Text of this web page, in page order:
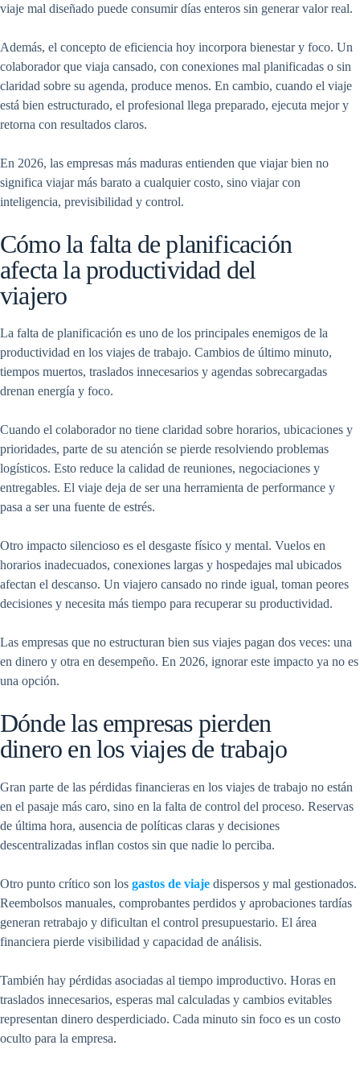
viaje mal diseñado puede consumir días enteros sin generar valor real.
Además, el concepto de eficiencia hoy incorpora bienestar y foco. Un
colaborador que viaja cansado, con conexiones mal planificadas o sin
claridad sobre su agenda, produce menos. En cambio, cuando el viaje
está bien estructurado, el profesional llega preparado, ejecuta mejor y
retorna con resultados claros.
En 2026, las empresas más maduras entienden que viajar bien no
significa viajar más barato a cualquier costo, sino viajar con
inteligencia, previsibilidad y control.
Cómo la falta de planificación
afecta la productividad del
viajero
La falta de planificación es uno de los principales enemigos de la
productividad en los viajes de trabajo. Cambios de último minuto,
tiempos muertos, traslados innecesarios y agendas sobrecargadas
drenan energía y foco.
Cuando el colaborador no tiene claridad sobre horarios, ubicaciones y
prioridades, parte de su atención se pierde resolviendo problemas
logísticos. Esto reduce la calidad de reuniones, negociaciones y
entregables. El viaje deja de ser una herramienta de performance y
pasa a ser una fuente de estrés.
Otro impacto silencioso es el desgaste físico y mental. Vuelos en
horarios inadecuados, conexiones largas y hospedajes mal ubicados
afectan el descanso. Un viajero cansado no rinde igual, toman peores
decisiones y necesita más tiempo para recuperar su productividad.
Las empresas que no estructuran bien sus viajes pagan dos veces: una
en dinero y otra en desempeño. En 2026, ignorar este impacto ya no es
una opción.
Dónde las empresas pierden
dinero en los viajes de trabajo
Gran parte de las pérdidas financieras en los viajes de trabajo no están
en el pasaje más caro, sino en la falta de control del proceso. Reservas
de última hora, ausencia de políticas claras y decisiones
descentralizadas inflan costos sin que nadie lo perciba.
Otro punto crítico son los gastos de viaje dispersos y mal gestionados.
Reembolsos manuales, comprobantes perdidos y aprobaciones tardías
generan retrabajo y dificultan el control presupuestario. El área
financiera pierde visibilidad y capacidad de análisis.
También hay pérdidas asociadas al tiempo improductivo. Horas en
traslados innecesarios, esperas mal calculadas y cambios evitables
representan dinero desperdiciado. Cada minuto sin foco es un costo
oculto para la empresa.